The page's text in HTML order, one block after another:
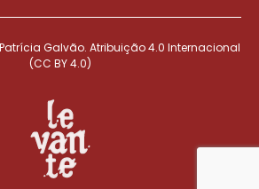
Galvão. Atribuição 4.0 Internacional
(CC BY 4.0)